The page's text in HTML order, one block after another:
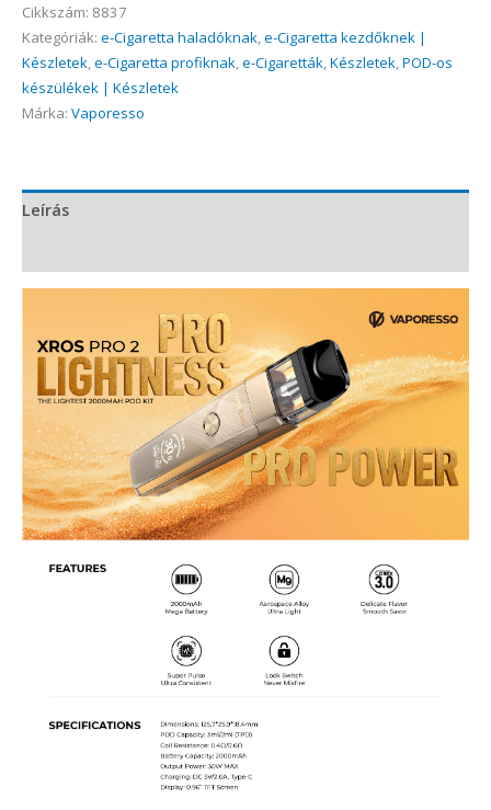
Cikkszám: 8837
Kategóriák: e-Cigaretta haladóknak,e-Cigaretta kezdőknek |
Készletek,e-Cigaretta profiknak,e-Cigaretták,Készletek,POD-os
készülékek | Készletek
Márka: Vaporesso
Leírás